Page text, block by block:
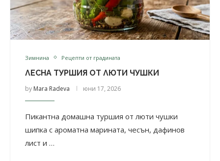
Зимнина Рецепти от градината
ЛЕСНА ТУРШИЯ ОТ ЛЮТИ ЧУШКИ
by Mara Radeva юни 17, 2026
Пикантна домашна туршия от люти чушки
шипка с ароматна марината, чесън, дафинов
лист и …